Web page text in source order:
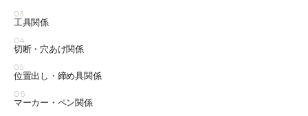
03
工具関係
04
切断・穴あけ関係
05
位置出し・締め具関係
06
マーカー・ペン関係